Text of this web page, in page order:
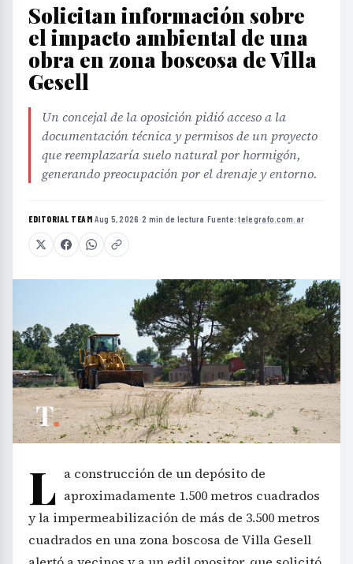
Solicitan información sobre
el impacto ambiental de una
obra en zona boscosa de Villa
Gesell
Un concejal de la oposición pidió acceso a la
documentación técnica y permisos de un proyecto
que reemplazaría suelo natural por hormigón,
generando preocupación por el drenaje y entorno.
EDITORIAL TEAM·Aug 5, 2026 ·2 min de lectura ·Fuente:telegrafo.com.ar
L a construcción de un depósito de
aproximadamente 1.500 metros cuadrados
y la impermeabilización de más de 3.500 metros
cuadrados en una zona boscosa de Villa Gesell